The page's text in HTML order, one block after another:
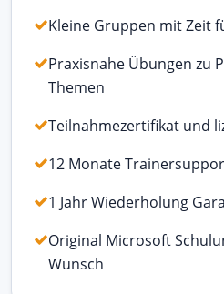
Kleine Gruppen mit Zeit
Praxisnahe Übungen zu
Themen
Teilnahmezertifikat und
12 Monate
1 Jahr Wiederholung
Original Microsoft
Wunsch